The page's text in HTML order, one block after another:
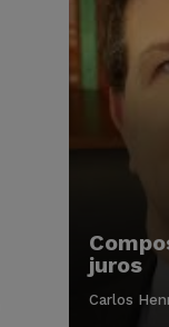
juros
Carlos